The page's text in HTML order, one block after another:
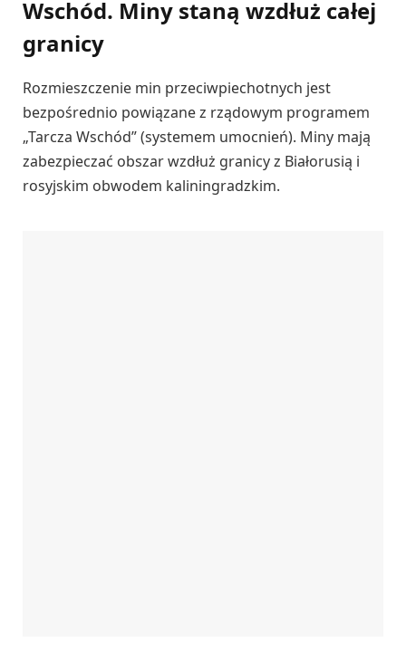
Wschód. Miny staną wzdłuż całej
granicy
Rozmieszczenie min przeciwpiechotnych jest
bezpośrednio powiązane z rządowym programem
„Tarcza Wschód” (systemem umocnień). Miny mają
zabezpieczać obszar wzdłuż granicy z Białorusią i
rosyjskim obwodem kaliningradzkim.